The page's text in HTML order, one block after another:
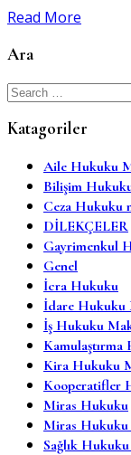
Read More
Ara
Search
Katagoriler
Aile Hukuku
Bilişim
Ceza Hukuku
DİLEKÇELER
Gayrimenkul
Genel
İcra Hukuku
İdare Hukuku
İş Hukuku
Kira Hukuku
Kooperatifler
Miras Hukuku
Miras
Sağlık